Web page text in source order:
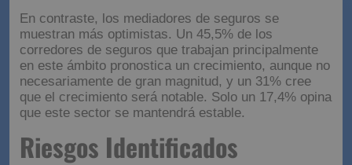
En contraste, los mediadores de seguros se
muestran más optimistas. Un 45,5% de los
corredores de seguros que trabajan principalmente
en este ámbito pronostica un crecimiento, aunque no
necesariamente de gran magnitud, y un 31% cree
que el crecimiento será notable. Solo un 17,4% opina
que este sector se mantendrá estable.
Riesgos Identificados